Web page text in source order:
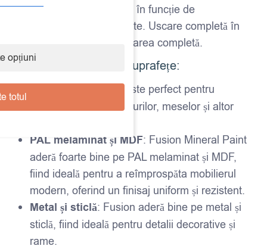
– aproximativ 2-4 ore, în funcție de
temperatură și umiditate. Uscare completă în
24 de ore pentru utilizarea completă.
Ideal pentru diverse suprafețe:
: Este perfect pentru
recondiționarea dulapurilor, meselor și altor
PAL melaminat și MDF: Fusion Mineral Paint
aderă foarte bine pe PAL melaminat și MDF,
fiind ideală pentru a reîmprospăta mobilierul
modern, oferind un finisaj uniform și rezistent.
Metal și sticlă: Fusion aderă bine pe metal și
sticlă, fiind ideală pentru detalii decorative și
rame.
opțiuni
totul